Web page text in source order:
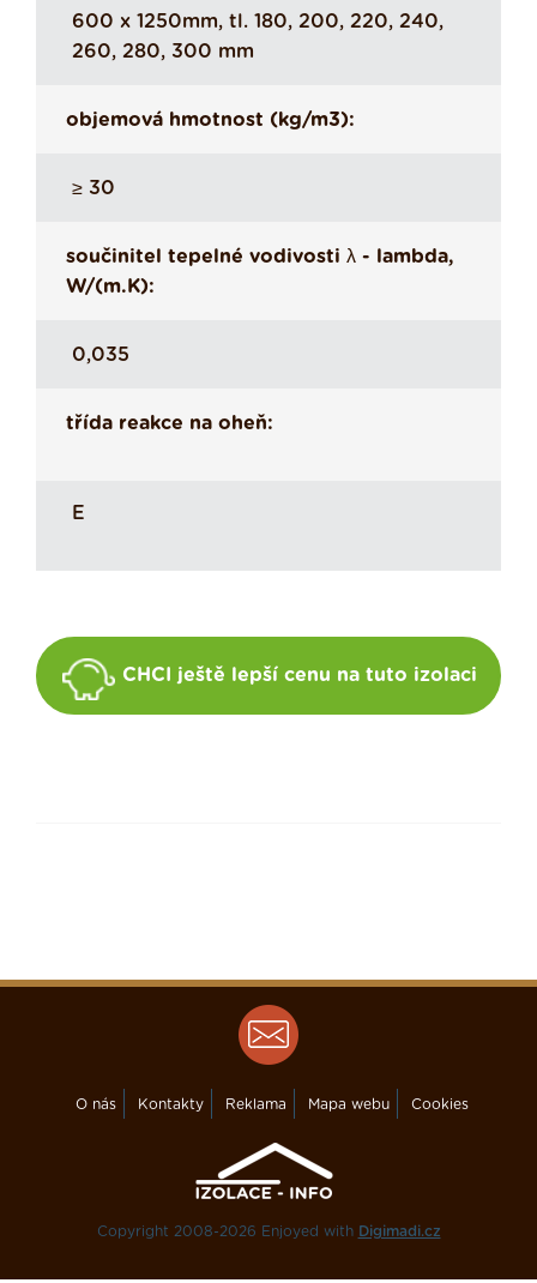
600 x 1250mm, tl. 180, 200, 220, 240,
260, 280, 300 mm
objemová hmotnost (kg/m3):
≥ 30
součinitel tepelné vodivosti λ - lambda,
W/(m.K):
0,035
třída reakce na oheň:
E
CHCI ještě lepší cenu na tuto izolaci
O nás Kontakty Reklama Mapa webu Cookies
Copyright 2008-2026 Enjoyed with Digimadi.cz